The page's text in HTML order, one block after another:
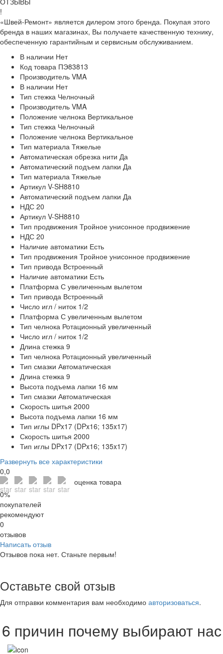
!
«Швей-Ремонт» является дилером этого бренда. Покупая этого
бренда в наших магазинах, Вы получаете качественную технику,
обеспеченную гарантийным и сервисным обслуживанием.
В наличии Нет
Код товара ПЭ83813
Производитель VMA
В наличии Нет
Тип стежка Челночный
Производитель VMA
Положение челнока Вертикальное
Тип стежка Челночный
Положение челнока Вертикальное
Тип материала Тяжелые
Автоматическая обрезка нити Да
Автоматический подъем лапки Да
Тип материала Тяжелые
Артикул V-SH8810
Автоматический подъем лапки Да
НДС 20
Артикул V-SH8810
Тип продвижения Тройное унисонное продвижение
НДС 20
Наличие автоматики Есть
Тип продвижения Тройное унисонное продвижение
Тип привода Встроенный
Наличие автоматики Есть
Платформа С увеличенным вылетом
Тип привода Встроенный
Число игл / ниток 1/2
Платформа С увеличенным вылетом
Тип челнока Ротационный увеличенный
Число игл / ниток 1/2
Длина стежка 9
Тип челнока Ротационный увеличенный
Тип смазки Автоматическая
Длина стежка 9
Высота подъема лапки 16 мм
Тип смазки Автоматическая
Скорость шитья 2000
Высота подъема лапки 16 мм
Тип иглы DPx17 (DPx16; 135x17)
Скорость шитья 2000
Тип иглы DPx17 (DPx16; 135x17)
Развернуть все характеристики
0,0
оценка товара
0%
покупателей
рекомендуют
0
отзывов
Написать отзыв
Отзывов пока нет. Станьте первым!
Оставьте свой отзыв
Для отправки комментария вам необходимо авторизоваться.
6 причин почему выбирают нас